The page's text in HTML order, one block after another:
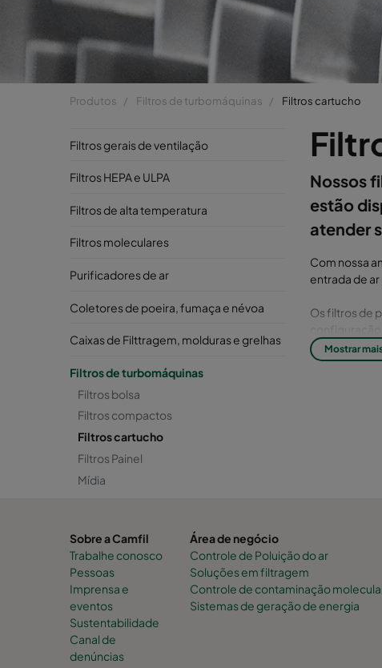
Produtos Filtros de turbomáquinas Filtros cartucho
Filtros gerais de ventilação
Filtros HEPA e ULPA
Filtros de alta temperatura
Filtros moleculares
Purificadores de ar
Coletores de poeira, fumaça e névoa
Caixas de Filttragem, molduras e grelhas
Filtros de turbomáquinas
Filtros bolsa
Filtros compactos
Filtros cartucho
Filtros Painel
Mídia
Nossos
estão
atender
Com nossa
entrada de
Os filtros de
Mídia:
Mostrar
Sobre a Camfil
Trabalhe conosco
Pessoas
Imprensa e
eventos
Sustentabilidade
Canal de
denúncias
Área de negócio
Controle de Poluição do ar
Soluções em filtragem
Controle de contaminação
Sistemas de geração de energia